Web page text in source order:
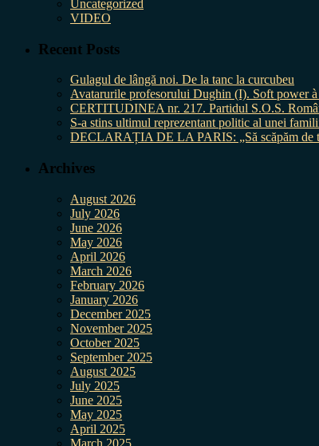
Uncategorized
VIDEO
Recent Posts
Gulagul de lângă noi. De la tanc la curcubeu
Avatarurile profesorului Dughin (I). Soft power
CERTITUDINEA nr. 217. Partidul S.O.S.
S-a stins ultimul reprezentant politic al unei
DECLARAȚIA DE LA PARIS: „Să scăpăm de
Archives
August 2026
July 2026
June 2026
May 2026
April 2026
March 2026
February 2026
January 2026
December 2025
November 2025
October 2025
September 2025
August 2025
July 2025
June 2025
May 2025
April 2025
March 2025